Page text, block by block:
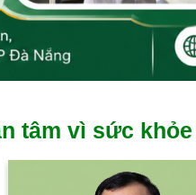
tâm vì sức khỏe